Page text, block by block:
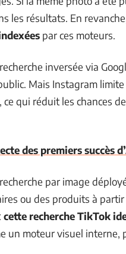
les résultats. En
par ces moteurs.
inversée via
Mais Instagram
qui réduit les chances
des premiers succès
par image
ou des produits à partir
cette recherche TikTok
un moteur visuel interne,